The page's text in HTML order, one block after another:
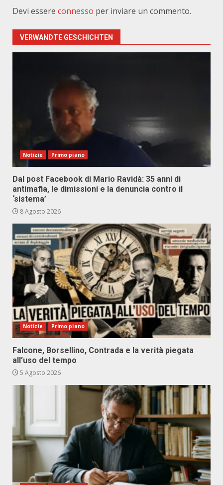
Devi essere connesso per inviare un commento.
VERWANDTE GESCHICHTEN
Notizie Primo piano
Dal post Facebook di Mario Ravidà: 35 anni di
antimafia, le dimissioni e la denuncia contro il
‘sistema’
8 Agosto 2026
Notizie Primo piano
Falcone, Borsellino, Contrada e la verità piegata
all’uso del tempo
5 Agosto 2026